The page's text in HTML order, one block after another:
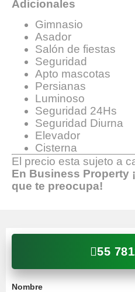
Adicionales
Gimnasio
Asador
Salón de fiestas
Seguridad
Apto mascotas
Persianas
Luminoso
Seguridad 24Hs
Seguridad Diurna
Elevador
Cisterna
El precio esta sujeto a
En Business Property
que te preocupa!
55
Nombre